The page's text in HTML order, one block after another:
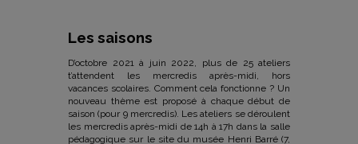
Les saisons
D’octobre 2021 à juin 2022, plus de 25 ateliers
t’attendent les mercredis après-midi, hors
vacances scolaires. Comment cela fonctionne ? Un
nouveau thème est proposé à chaque début de
saison (pour 9 mercredis). Les ateliers se déroulent
les mercredis après-midi de 14h à 17h dans la salle
pédagogique sur le site du musée Henri Barré (7,